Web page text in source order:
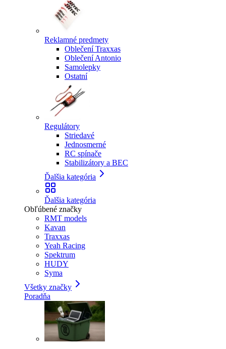
Reklamné predmety
Oblečení Traxxas
Oblečení Antonio
Samolepky
Ostatní
Regulátory
Striedavé
Jednosmerné
RC spínače
Stabilizátory a BEC
Ďalšia kategória
Ďalšia kategória
Obľúbené značky
RMT models
Kavan
Traxxas
Yeah Racing
Spektrum
HUDY
Syma
Všetky značky
Poradňa